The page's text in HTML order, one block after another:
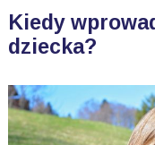
Kiedy
dziecka?